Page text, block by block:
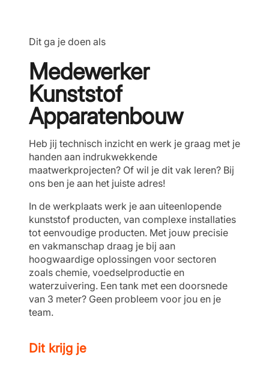
Dit ga je doen als
Medewerker
Kunststof
Apparatenbouw
Heb jij technisch inzicht en werk je graag met je
handen aan indrukwekkende
maatwerkprojecten? Of wil je dit vak leren? Bij
ons ben je aan het juiste adres!
In de werkplaats werk je aan uiteenlopende
kunststof producten, van complexe installaties
tot eenvoudige producten. Met jouw precisie
en vakmanschap draag je bij aan
hoogwaardige oplossingen voor sectoren
zoals chemie, voedselproductie en
waterzuivering. Een tank met een doorsnede
van 3 meter? Geen probleem voor jou en je
team.
Dit krijg je